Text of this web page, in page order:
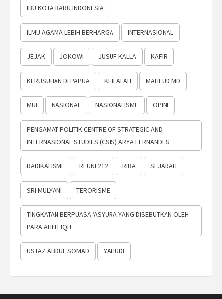
IBU KOTA BARU INDONESIA
ILMU AGAMA LEBIH BERHARGA INTERNASIONAL
JEJAK JOKOWI JUSUF KALLA KAFIR
KERUSUHAN DI PAPUA KHILAFAH MAHFUD MD
MUI NASIONAL NASIONALISME OPINI
PENGAMAT POLITIK CENTRE OF STRATEGIC AND
INTERNASIONAL STUDIES (CSIS) ARYA FERNANDES
RADIKALISME REUNI 212 RIBA SEJARAH
SRI MULYANI TERORISME
TINGKATAN BERPUASA ‘ASYURA YANG DISEBUTKAN OLEH
PARA AHLI FIQH
USTAZ ABDUL SOMAD YAHUDI